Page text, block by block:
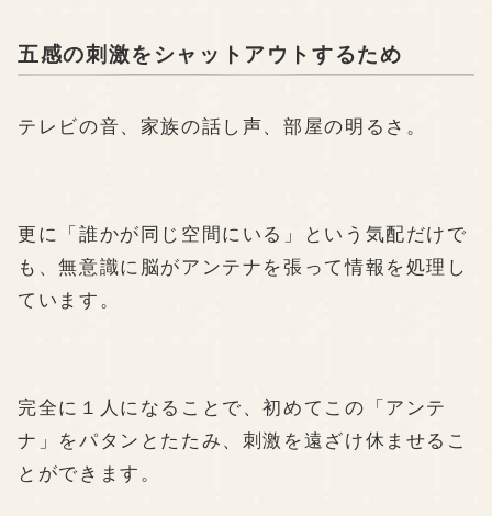
五感の刺激をシャットアウトするため
テレビの音、家族の話し声、部屋の明るさ。
更に「誰かが同じ空間にいる」という気配だけで
も、無意識に脳がアンテナを張って情報を処理し
ています。
完全に１人になることで、初めてこの「アンテ
ナ」をパタンとたたみ、刺激を遠ざけ休ませるこ
とができます。